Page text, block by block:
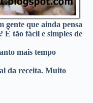
gente que ainda pensa
tão fácil e simples de
mais tempo
da receita. Muito